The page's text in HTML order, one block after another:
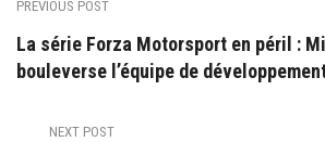
PREVIOUS POST
La série Forza Motorsport en péril :
bouleverse l’équipe de
NEXT POST